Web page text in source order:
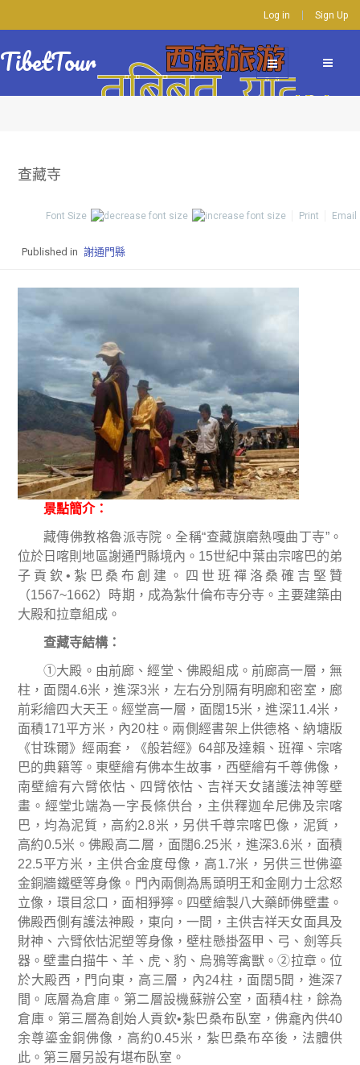
Log in Sign Up
TibetTour
查藏寺
Font Size Print Email
Published in 謝通門縣
景點簡介：
藏傳佛教格魯派寺院。全稱“查藏旗磨熱嘎曲丁寺”。
位於日喀則地區謝通門縣境內。 15世紀中葉由宗喀巴的弟
子貢欽 • 紮巴桑布創建。四世班禪洛桑確吉堅贊
（1567~1662）時期，成為紮什倫布寺分寺。主要建築由
大殿和拉章組成。
查藏寺結構：
①大殿。由前廊、經堂、佛殿組成。前廊高一層，無
柱，面闊4.6米 ，進深3米 ，左右分別隔有明廊和密室，廊
前彩繪四大天王。經堂高一層，面闊15米 ，進深11.4米 ，
面積171平方米，內20柱。兩側經書架上供德格、納塘版
《甘珠爾》經兩套，《般若經》64部及達賴、班禪、宗喀
巴的典籍等。東壁繪有佛本生故事，西壁繪有千尊佛像，
南壁繪有六臂依怙、四臂依怙、吉祥天女諸護法神等壁
畫。經堂北端為一字長條供台，主供釋迦牟尼佛及宗喀
巴，均為泥質，高約2.8米 ，另供千尊宗喀巴像，泥質，
高約0.5米 。佛殿高二層，面闊6.25米 ，進深3.6米 ，面積
22.5平方米，主供合金度母像，高1.7米 ，另供三世佛鎏
金銅牆鐵壁等身像。門內兩側為馬頭明王和金剛力士忿怒
立像，環目忿口，面相猙獰。四壁繪製八大藥師佛壁畫。
佛殿西側有護法神殿，東向，一間，主供吉祥天女面具及
財神、六臂依怙泥塑等身像，壁柱懸掛盔甲、弓、劍等兵
器。壁畫白描牛、羊、虎、豹、烏鴉等禽獸。②拉章。位
於大殿西，門向東，高三層，內24柱，面闊 5間，進深7
間。底層為倉庫。第二層設機蘇辦公室，面積4柱，餘為
倉庫。第三層為創始人貢欽•紮巴桑布臥室，佛龕內供40
余尊鎏金銅佛像，高約0.45米 ，紮巴桑布卒後，法體供
此。第三層另設有堪布臥室。